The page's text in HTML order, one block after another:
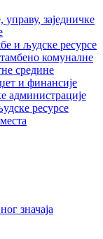
заједничке
и људске ресурсе
комуналне
средине
и финансије
администрације
ресурсе
значаја